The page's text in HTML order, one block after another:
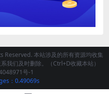
本站涉及的所有资源均收集
我们及时删除。（Ctrl+D收藏本站）
号-1
：0.49069s